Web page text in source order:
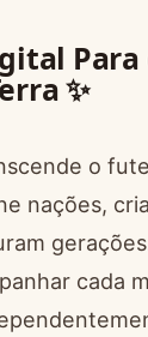
✨
o
nações,
cada